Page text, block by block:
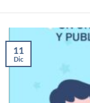
11
Dic